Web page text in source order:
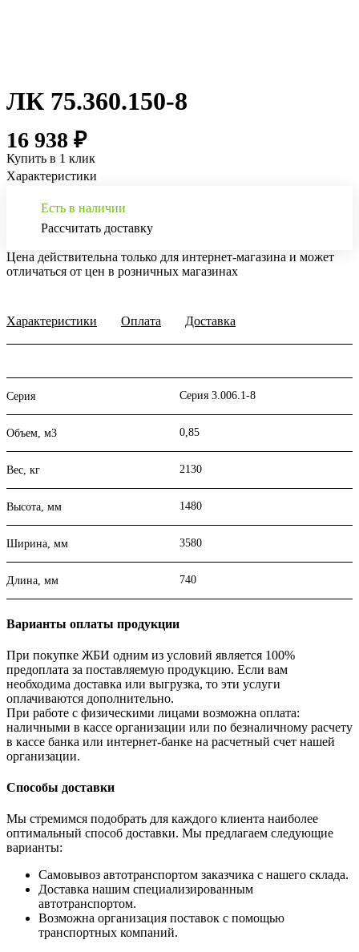
ЛК 75.360.150-8
16 938 ₽
Купить в 1 клик
Характеристики
Есть в наличии
Рассчитать доставку
Цена действительна только для интернет-магазина и может
отличаться от цен в розничных магазинах
Характеристики Оплата Доставка
Серия Серия 3.006.1-8
Объем, м3 0,85
Вес, кг 2130
Высота, мм 1480
Ширина, мм 3580
Длина, мм 740
Варианты оплаты продукции
При покупке ЖБИ одним из условий является 100%
предоплата за поставляемую продукцию. Если вам
необходима доставка или выгрузка, то эти услуги
оплачиваются дополнительно.
При работе с физическими лицами возможна оплата:
наличными в кассе организации или по безналичному расчету
в кассе банка или интернет-банке на расчетный счет нашей
организации.
Способы доставки
Мы стремимся подобрать для каждого клиента наиболее
оптимальный способ доставки. Мы предлагаем следующие
варианты:
Самовывоз автотранспортом заказчика с нашего склада.
Доставка нашим специализированным
автотранспортом.
Возможна организация поставок с помощью
транспортных компаний.